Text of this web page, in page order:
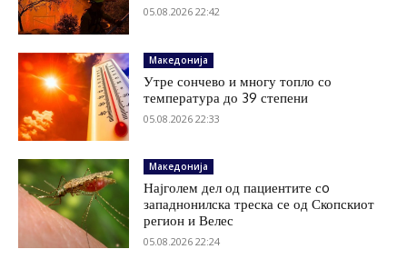
05.08.2026 22:42
Македонија
Утре сончево и многу топло со
температура до 39 степени
05.08.2026 22:33
Македонија
Најголем дел од пациентите сo
западнонилска треска се од Скопскиот
регион и Велес
05.08.2026 22:24